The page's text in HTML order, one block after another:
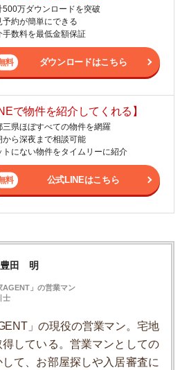
500万ダウンロードを突破
予約が簡単にできる
手数料を最低金額保証
ダウンロードはこちら
で物件を紹介してくれる】
三県ほぼすべての物件を網羅
から深夜まで相談可能
トにない物件をタイムリーに紹介
公式LINEはこちら
田 明
AGENT」の営業マン
士
」の現役の営業マン。宅地
している。営業マンとしての
て、お部屋探しや入居審査に